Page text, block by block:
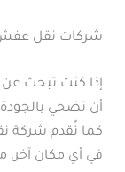
شركات نقل
إذا كنت تبحث
أن تضحي
كما تُقدم شركة
في أي مكان